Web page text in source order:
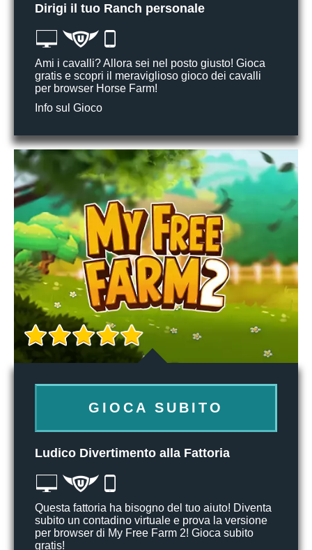
Dirigi il tuo Ranch personale
Ami i cavalli? Allora sei nel posto giusto! Gioca
gratis e scopri il meraviglioso gioco dei cavalli
per browser Horse Farm!
Info sul Gioco
GIOCA SUBITO
Ludico Divertimento alla Fattoria
Questa fattoria ha bisogno del tuo aiuto! Diventa
subito un contadino virtuale e prova la versione
per browser di My Free Farm 2! Gioca subito
gratis!